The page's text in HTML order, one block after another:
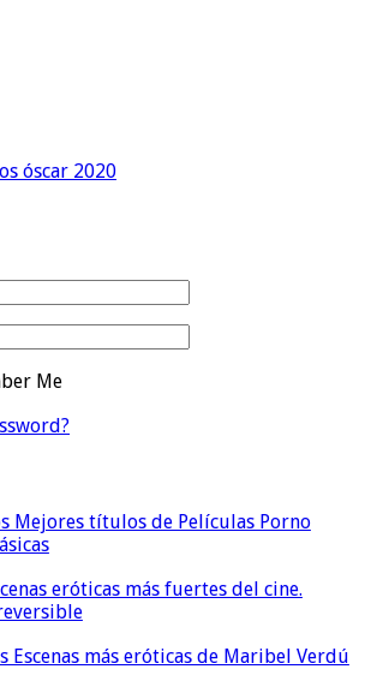
Me
Mejores títulos de Películas Porno
eróticas más fuertes del cine.
Escenas más eróticas de Maribel Verdú